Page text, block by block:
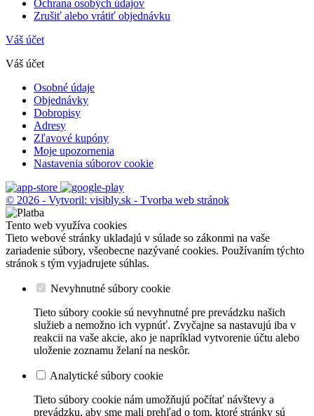
Ochrana osobých údajov
Zrušiť alebo vrátiť objednávku
Váš účet
Váš účet
Osobné údaje
Objednávky
Dobropisy
Adresy
Zľavové kupóny
Moje upozornenia
Nastavenia súborov cookie
© 2026 - Vytvoril: visibly.sk - Tvorba web stránok
Tento web využíva cookies
Tieto webové stránky ukladajú v súlade so zákonmi na vaše
zariadenie súbory, všeobecne nazývané cookies. Používaním týchto
stránok s tým vyjadrujete súhlas.
Nevyhnutné súbory cookie
Tieto súbory cookie sú nevyhnutné pre prevádzku našich
služieb a nemožno ich vypnúť. Zvyčajne sa nastavujú iba v
reakcii na vaše akcie, ako je napríklad vytvorenie účtu alebo
uloženie zoznamu želaní na neskôr.
Analytické súbory cookie
Tieto súbory cookie nám umožňujú počítať návštevy a
prevádzku, aby sme mali prehľad o tom, ktoré stránky sú